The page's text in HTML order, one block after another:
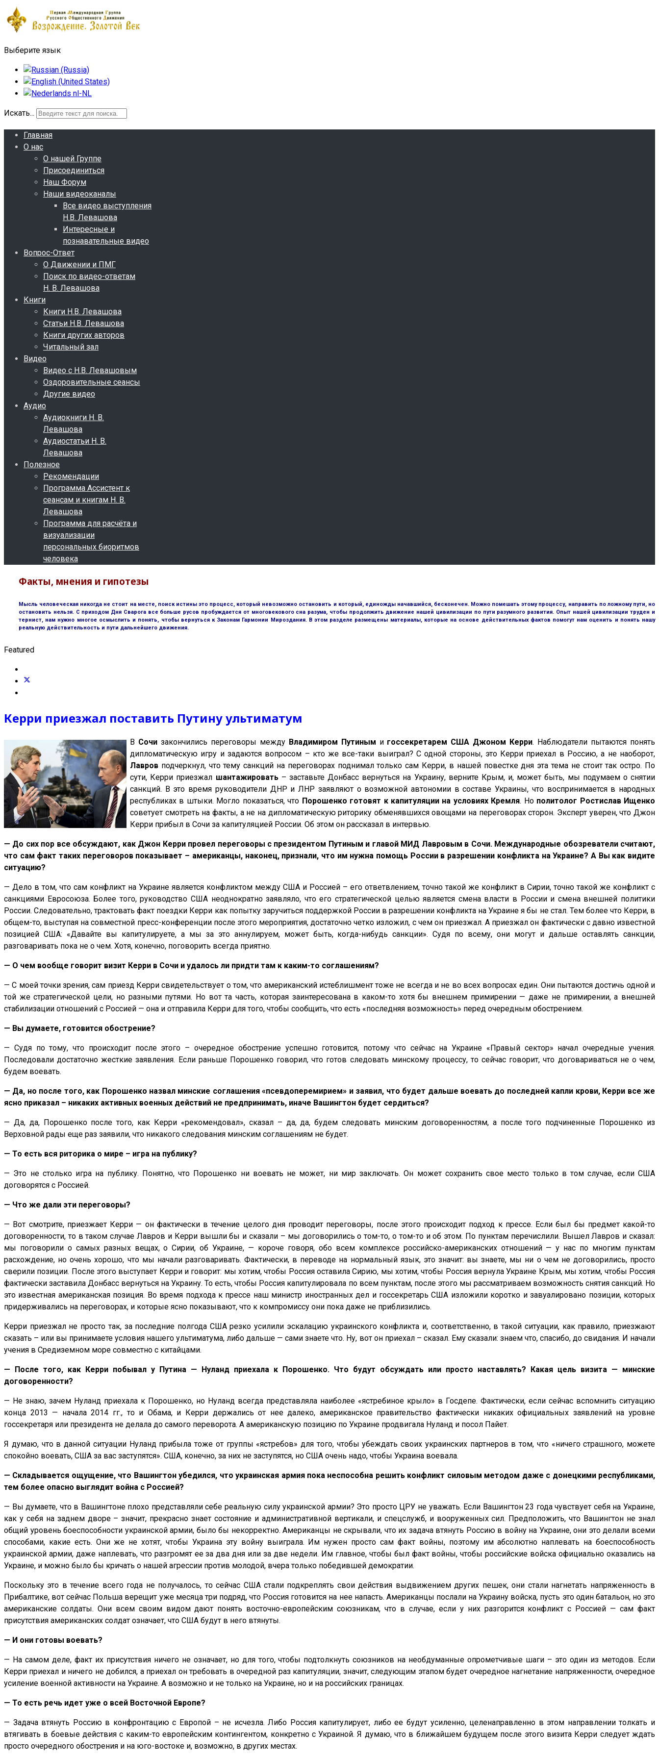
Выберите язык
Искать...
Главная
О нас
О нашей Группе
Присоединиться
Наш Форум
Наши видеоканалы
Все видео выступления
Н.В. Левашова
Интересные и
познавательные видео
Вопрос-Ответ
О Движении и ПМГ
Поиск по видео-ответам
Н. В. Левашова
Книги
Книги Н.В. Левашова
Статьи Н.В. Левашова
Книги других авторов
Читальный зал
Видео
Видео с Н.В. Левашовым
Оздоровительные сеансы
Другие видео
Аудио
Аудиокниги Н. В.
Левашова
Аудиостатьи Н. В.
Левашова
Полезное
Рекомендации
Программа Ассистент к
сеансам и книгам Н. В.
Левашова
Программа для расчёта и
визуализации
персональных биоритмов
человека
Факты, мнения и гипотезы
Мысль человеческая никогда не стоит на месте, поиск истины это процесс, который невозможно остановить и который, единожды начавшийся, бесконечен. Можно помешать этому процессу, направить по ложному пути, но
остановить нельзя. С приходом Дня Сварога все больше русов пробуждается от многовекового сна разума, чтобы продолжить движение нашей цивилизации по пути разумного развития. Опыт нашей цивилизации труден и
тернист, нам нужно многое осмыслить и понять, чтобы вернуться к Законам Гармонии Мироздания. В этом разделе размещены материалы, которые на основе действительных фактов помогут нам оценить и понять нашу
реальную действительность и пути дальнейшего движения.
Featured
Керри приезжал поставить Путину ультиматум
В Сочизакончились переговоры между Владимиром Путиным и госсекретарем США Джоном Керри. Наблюдатели пытаются понять
дипломатическую игру и задаются вопросом – кто же все-таки выиграл? С одной стороны, это Керри приехал в Россию, а не наоборот,
Лавров подчеркнул, что тему санкций на переговорах поднимал только сам Керри, в нашей повестке дня эта тема не стоит так остро. По
сути, Керри приезжал шантажировать – заставьте Донбасс вернуться на Украину, верните Крым, и, может быть, мы подумаем о снятии
санкций. В это время руководители ДНР и ЛНР заявляют о возможной автономии в составе Украины, что воспринимается в народных
республиках в штыки. Могло показаться, что Порошенко готовят к капитуляции на условиях Кремля. Но политолог Ростислав Ищенко
советует смотреть на факты, а не на дипломатическую риторику обменявшихся овощами на переговорах сторон. Эксперт уверен, что Джон
Керри прибыл в Сочи за капитуляцией России. Об этом он рассказал в интервью.
— До сих пор все обсуждают, как Джон Керри провел переговоры с президентом Путиным и главой МИД Лавровым в Сочи. Международные обозреватели считают,
что сам факт таких переговоров показывает – американцы, наконец, признали, что им нужна помощь России в разрешении конфликта на Украине? А Вы как видите
ситуацию?
— Дело в том, что сам конфликт на Украине является конфликтом между США и Россией – его ответвлением, точно такой же конфликт в Сирии, точно такой же конфликт с
санкциями Евросоюза. Более того, руководство США неоднократно заявляло, что его стратегической целью является смена власти в России и смена внешней политики
России. Следовательно, трактовать факт поездки Керри как попытку заручиться поддержкой России в разрешении конфликта на Украине я бы не стал. Тем более что Керри, в
общем-то, выступая на совместной пресс-конференции после этого мероприятия, достаточно четко изложил, с чем он приезжал. А приезжал он фактически с давно известной
позицией США: «Давайте вы капитулируете, а мы за это аннулируем, может быть, когда-нибудь санкции». Судя по всему, они могут и дальше оставлять санкции,
разговаривать пока не о чем. Хотя, конечно, поговорить всегда приятно.
— О чем вообще говорит визит Керри в Сочи и удалось ли придти там к каким-то соглашениям?
— С моей точки зрения, сам приезд Керри свидетельствует о том, что американский истеблишмент тоже не всегда и не во всех вопросах един. Они пытаются достичь одной и
той же стратегической цели, но разными путями. Но вот та часть, которая заинтересована в каком-то хотя бы внешнем примирении — даже не примирении, а внешней
стабилизации отношений с Россией — она и отправила Керри для того, чтобы сообщить, что есть «последняя возможность» перед очередным обострением.
— Вы думаете, готовится обострение?
— Судя по тому, что происходит после этого – очередное обострение успешно готовится, потому что сейчас на Украине «Правый сектор» начал очередные учения.
Последовали достаточно жесткие заявления. Если раньше Порошенко говорил, что готов следовать минскому процессу, то сейчас говорит, что договариваться не о чем,
будем воевать.
— Да, но после того, как Порошенко назвал минские соглашения «псевдоперемирием» и заявил, что будет дальше воевать до последней капли крови, Керри все же
ясно приказал – никаких активных военных действий не предпринимать, иначе Вашингтон будет сердиться?
— Да, да, Порошенко после того, как Керри «рекомендовал», сказал – да, да, будем следовать минским договоренностям, а после того подчиненные Порошенко из
Верховной рады еще раз заявили, что никакого следования минским соглашениям не будет.
— То есть вся риторика о мире – игра на публику?
— Это не столько игра на публику. Понятно, что Порошенко ни воевать не может, ни мир заключать. Он может сохранить свое место только в том случае, если США
договорятся с Россией.
— Что же дали эти переговоры?
— Вот смотрите, приезжает Керри — он фактически в течение целого дня проводит переговоры, после этого происходит подход к прессе. Если был бы предмет какой-то
договоренности, то в таком случае Лавров и Керри вышли бы и сказали – мы договорились о том-то, о том-то и об этом. По пунктам перечислили. Вышел Лавров и сказал:
мы поговорили о самых разных вещах, о Сирии, об Украине, — короче говоря, обо всем комплексе российско-американских отношений — у нас по многим пунктам
расхождение, но очень хорошо, что мы начали разговаривать. Фактически, в переводе на нормальный язык, это значит: вы знаете, мы ни о чем не договорились, просто
сверили позиции. После этого выступает Керри и говорит: мы хотим, чтобы Россия оставила Сирию, мы хотим, чтобы Россия вернула Украине Крым, мы хотим, чтобы Россия
фактически заставила Донбасс вернуться на Украину. То есть, чтобы Россия капитулировала по всем пунктам, после этого мы рассматриваем возможность снятия санкций. Но
это известная американская позиция. Во время подхода к прессе наш министр иностранных дел и госсекретарь США изложили коротко и завуалировано позиции, которых
придерживались на переговорах, и которые ясно показывают, что к компромиссу они пока даже не приблизились.
Керри приезжал не просто так, за последние полгода США резко усилили эскалацию украинского конфликта и, соответственно, в такой ситуации, как правило, приезжают
сказать – или вы принимаете условия нашего ультиматума, либо дальше — сами знаете что. Ну, вот он приехал – сказал. Ему сказали: знаем что, спасибо, до свидания. И начали
учения в Средиземном море совместно с китайцами.
— После того, как Керри побывал у Путина — Нуланд приехала к Порошенко. Что будут обсуждать или просто наставлять? Какая цель визита — минские
договоренности?
— Не знаю, зачем Нуланд приехала к Порошенко, но Нуланд всегда представляла наиболее «ястребиное крыло» в Госдепе. Фактически, если сейчас вспомнить ситуацию
конца 2013 — начала 2014 гг., то и Обама, и Керри держались от нее далеко, американское правительство фактически никаких официальных заявлений на уровне
госсекретаря или президента не делала до самого переворота. А американскую позицию по Украине продвигала Нуланд и посол Пайет.
Я думаю, что в данной ситуации Нуланд прибыла тоже от группы «ястребов» для того, чтобы убеждать своих украинских партнеров в том, что «ничего страшного, можете
спокойно воевать, США за вас заступятся». США, конечно, за них не заступятся, но США очень надо, чтобы Украина воевала.
— Складывается ощущение, что Вашингтон убедился, что украинская армия пока неспособна решить конфликт силовым методом даже с донецкими республиками,
тем более опасно выглядит война с Россией?
— Вы думаете, что в Вашингтоне плохо представляли себе реальную силу украинской армии? Это просто ЦРУ не уважать. Если Вашингтон 23 года чувствует себя на Украине,
как у себя на заднем дворе – значит, прекрасно знает состояние и административной вертикали, и спецслужб, и вооруженных сил. Предположить, что Вашингтон не знал
общий уровень боеспособности украинской армии, было бы некорректно. Американцы не скрывали, что их задача втянуть Россию в войну на Украине, они это делали всеми
способами, какие есть. Они же не хотят, чтобы Украина эту войну выиграла. Им нужен просто сам факт войны, поэтому им абсолютно наплевать на боеспособность
украинской армии, даже наплевать, что разгромят ее за два дня или за две недели. Им главное, чтобы был факт войны, чтобы российские войска официально оказались на
Украине, и можно было бы кричать о нашей агрессии против молодой, вчера только победившей демократии.
Поскольку это в течение всего года не получалось, то сейчас США стали подкреплять свои действия выдвижением других пешек, они стали нагнетать напряженность в
Прибалтике, вот сейчас Польша верещит уже месяца три подряд, что Россия готовится на нее напасть. Американцы послали на Украину войска, пусть это один батальон, но это
американские солдаты. Они всем своим видом дают понять восточно-европейским союзникам, что в случае, если у них разгорится конфликт с Россией — сам факт
присутствия американских солдат означает, что США будут в него втянуты.
— И они готовы воевать?
— На самом деле, факт их присутствия ничего не означает, но для того, чтобы подтолкнуть союзников на необдуманные опрометчивые шаги – это один из методов. Если
Керри приехал и ничего не добился, а приехал он требовать в очередной раз капитуляции, значит, следующим этапом будет очередное нагнетание напряженности, очередное
усиление военной активности на Украине. А возможно и не только на Украине, но и на российских границах.
— То есть речь идет уже о всей Восточной Европе?
— Задача втянуть Россию в конфронтацию с Европой – не исчезла. Либо Россия капитулирует, либо ее будут усиленно, целенаправленно в этом направлении толкать и
втягивать в боевые действия с каким-то европейским контингентом, конкретно с Украиной. Я думаю, что в ближайшем будущем после этого визита Керри следует ждать
просто очередного обострения и на юго-востоке и, возможно, в других местах.